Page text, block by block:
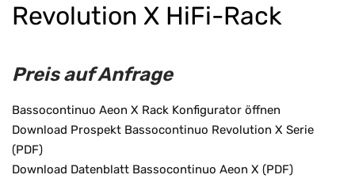
Revolution X HiFi-Rack
Preis auf Anfrage
Bassocontinuo Aeon X Rack Konfigurator öffnen
Download Prospekt Bassocontinuo Revolution X Serie
(PDF)
Download Datenblatt Bassocontinuo Aeon X (PDF)